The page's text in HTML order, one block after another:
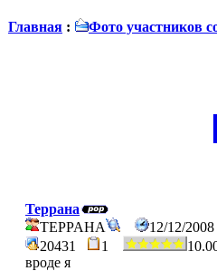
Главная : Фото участников
Террана
TEPPAHA
12/12/
20431
1
вроде я